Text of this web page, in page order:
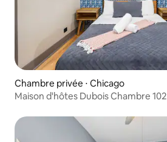
Chambre privée ⋅ Chicago
Maison d'hôtes Dubois Chambre 102